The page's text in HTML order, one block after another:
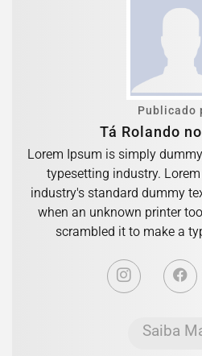
Publicado
Tá Rolando
Lorem Ipsum is simply
typesetting industry.
industry's standard dummy
when an unknown printer
scrambled it to make a
Saiba